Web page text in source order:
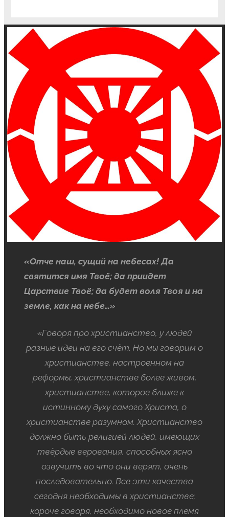
«Отче наш, сущий на небесах! Да
святится имя Твоё; да приидет
Царствие Твоё; да будет воля Твоя и на
земле, как на небе…»
«Говоря про христианство, у людей
разные идеи на его счёт. Но мы говорим о
христианстве, настроенном на
реформы, христианстве более живом,
христианстве, которое ближе к
истинному духу самого Христа, о
христианстве разумном. Христианство
должно быть религией людей, имеющих
твёрдые верования, способных ясно
озвучить во что они верят, очень
последовательно. Все эти качества
сегодня необходимы в христианстве;
короче говоря, необходимо новое племя